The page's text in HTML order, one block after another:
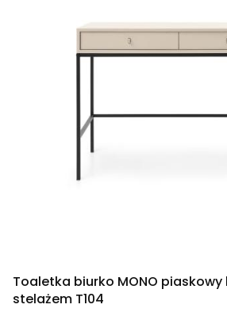
Toaletka biurko MONO piaskowy
stelażem T104